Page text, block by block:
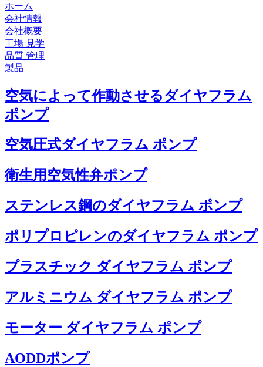
ホーム
会社情報
会社概要
工場 見学
品質 管理
製品
空気によって作動させるダイヤフラム
ポンプ
空気圧式ダイヤフラム ポンプ
衛生用空気性弁ポンプ
ステンレス鋼のダイヤフラム ポンプ
ポリプロピレンのダイヤフラム ポンプ
プラスチック ダイヤフラム ポンプ
アルミニウム ダイヤフラム ポンプ
モーター ダイヤフラム ポンプ
AODDポンプ